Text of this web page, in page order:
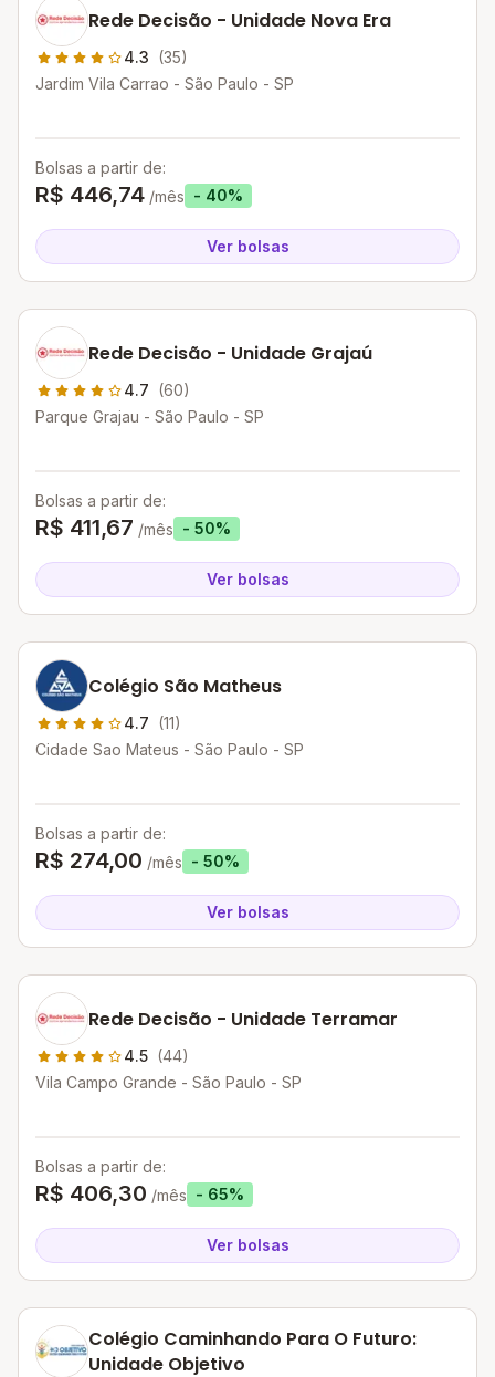
Rede Decisão - Unidade Nova Era
4.3 (35)
Jardim Vila Carrao - São Paulo - SP
Bolsas a partir de:
R$ 446,74 /mês - 40%
Ver bolsas
Rede Decisão - Unidade Grajaú
4.7 (60)
Parque Grajau - São Paulo - SP
Bolsas a partir de:
R$ 411,67 /mês - 50%
Ver bolsas
Colégio São Matheus
4.7 (11)
Cidade Sao Mateus - São Paulo - SP
Bolsas a partir de:
R$ 274,00 /mês - 50%
Ver bolsas
Rede Decisão - Unidade Terramar
4.5 (44)
Vila Campo Grande - São Paulo - SP
Bolsas a partir de:
R$ 406,30 /mês - 65%
Ver bolsas
Colégio Caminhando Para O Futuro:
Unidade Objetivo